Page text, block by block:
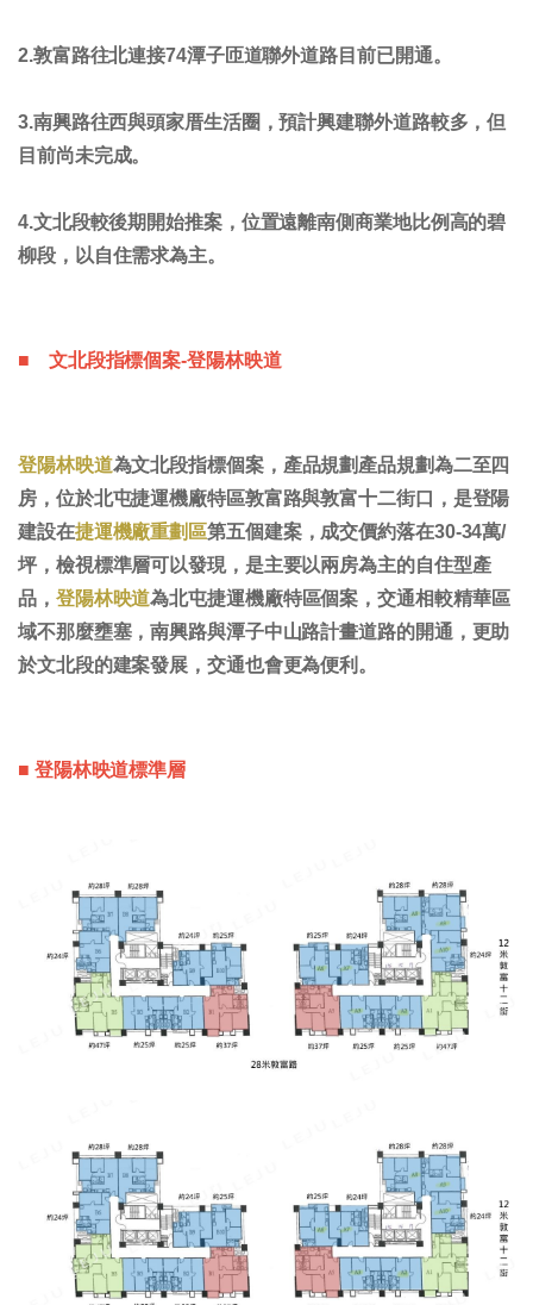
2.敦富路往北連接74潭子匝道聯外道路目前已開通。
3.南興路往西與頭家厝生活圈，預計興建聯外道路較多，但
目前尚未完成。
4.文北段較後期開始推案，位置遠離南側商業地比例高的碧
柳段，以自住需求為主。
■ 文北段指標個案-登陽林映道
登陽林映道為文北段指標個案，產品規劃產品規劃為二至四
房，位於北屯捷運機廠特區敦富路與敦富十二街口，是登陽
建設在捷運機廠重劃區第五個建案，成交價約落在30-34萬/
坪，檢視標準層可以發現，是主要以兩房為主的自住型產
品， 登陽林映道為北屯捷運機廠特區個案，交通相較精華區
域不那麼壅塞，南興路與潭子中山路計畫道路的開通，更助
於文北段的建案發展，交通也會更為便利。
■ 登陽林映道標準層